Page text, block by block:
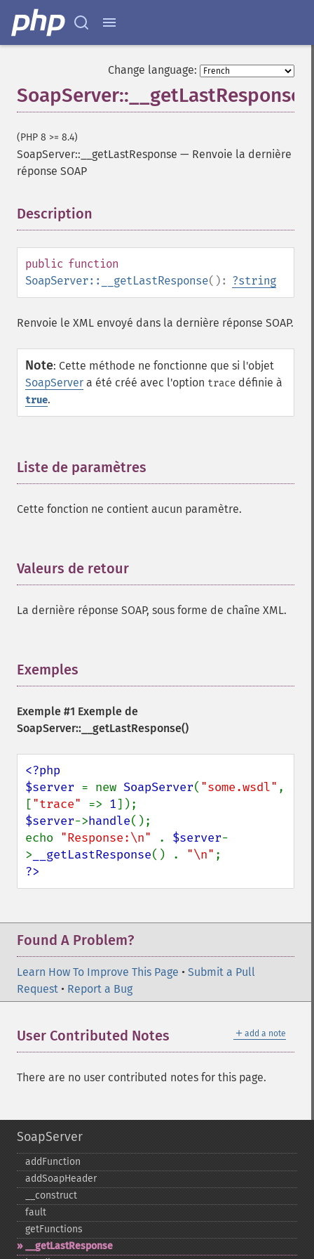
Change language:
SoapServer::__getLastResponse
(PHP 8 >= 8.4)
SoapServer::__getLastResponse — Renvoie la dernière
réponse SOAP
Description
public function
SoapServer::__getLastResponse(): ?string
Renvoie le XML envoyé dans la dernière réponse SOAP.
Note: Cette méthode ne fonctionne que si l'objet
SoapServer a été créé avec l'option trace définie à
true.
Liste de paramètres
Cette fonction ne contient aucun paramètre.
Valeurs de retour
La dernière réponse SOAP, sous forme de chaîne XML.
Exemples
Exemple #1 Exemple de
SoapServer::__getLastResponse()
<?php
$server = new SoapServer( "some.wsdl" ,
["trace" => 1
$server->handle();
echo "Response:\n" . $server-
> __getLastResponse() . "\n"
?>
Found A Problem?
Learn How To Improve This Page • Submit a Pull
Request • Report a Bug
＋ add a note
User Contributed Notes
There are no user contributed notes for this page.
SoapServer
addFunction
addSoapHeader
_​_​construct
fault
getFunctions
_​_​getLastResponse